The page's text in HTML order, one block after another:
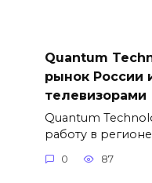
Quantum
рынок России
телевизорами
Quantum
работу в регионе
0 87